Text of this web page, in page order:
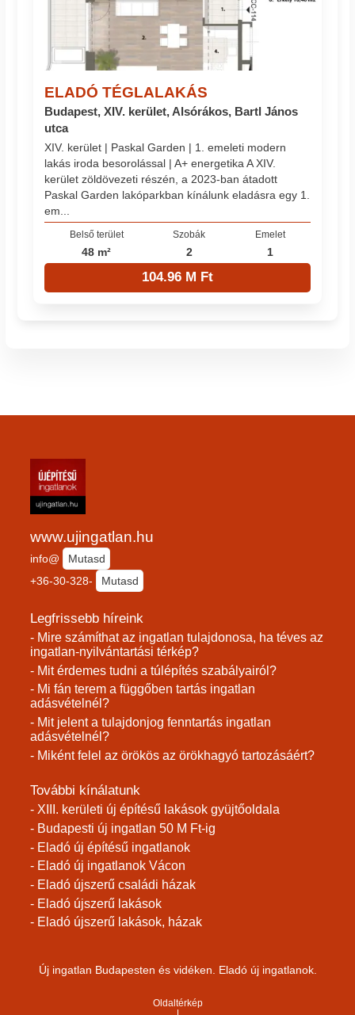
ELADÓ TÉGLALAKÁS
Budapest, XIV. kerület, Alsórákos, Bartl János
utca
XIV. kerület | Paskal Garden | 1. emeleti modern
lakás iroda besorolással | A+ energetika A XIV.
kerület zöldövezeti részén, a 2023-ban átadott
Paskal Garden lakóparkban kínálunk eladásra egy 1.
em...
Belső terület
48 m²
Szobák
2
Emelet
1
104.96 M Ft
www.ujingatlan.hu
info@
Mutasd
+36-30-328-
Mutasd
Legfrissebb híreink
- Mire számíthat az ingatlan tulajdonosa, ha téves az
ingatlan-nyilvántartási térkép?
- Mit érdemes tudni a túlépítés szabályairól?
- Mi fán terem a függőben tartás ingatlan
adásvételnél?
- Mit jelent a tulajdonjog fenntartás ingatlan
adásvételnél?
- Miként felel az örökös az örökhagyó tartozásáért?
További kínálatunk
- XIII. kerületi új építésű lakások gyüjtőoldala
- Budapesti új ingatlan 50 M Ft-ig
- Eladó új építésű ingatlanok
- Eladó új ingatlanok Vácon
- Eladó újszerű családi házak
- Eladó újszerű lakások
- Eladó újszerű lakások, házak
Új ingatlan Budapesten és vidéken. Eladó új ingatlanok.
Oldaltérkép